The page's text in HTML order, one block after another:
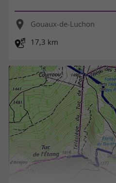
Gouaux-de-Luchon
17,3 km